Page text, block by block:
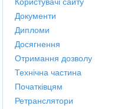
Документи
Дипломи
Досягнення
Отримання дозволу
Технічна частина
Початківцям
Ретранслятори